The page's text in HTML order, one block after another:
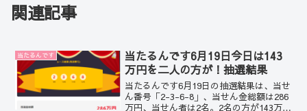
関連記事
当たるんです
当たるんです6月19日今日は143
万円を二人の方が！抽選結果
当たるんです6月19日の抽選結果は、当せ
ん番号「2-3-6-8」、当せん金総額は286
万円、当せん者は2名。2名の方が143万円